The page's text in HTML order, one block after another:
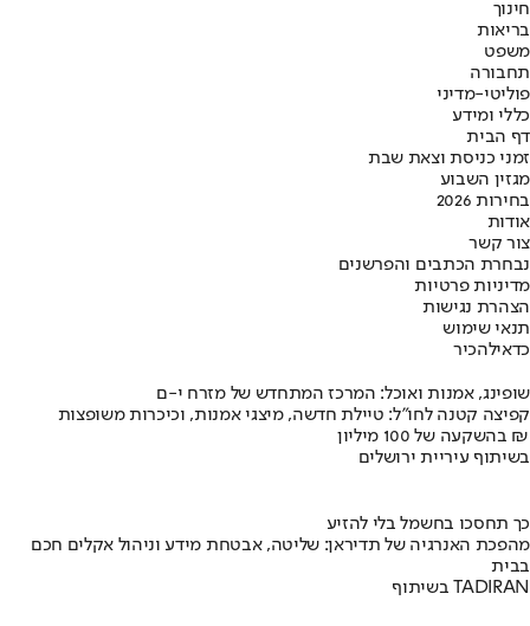
חינוך
בריאות
משפט
תחבורה
פוליטי-מדיני
כללי ומידע
דף הבית
זמני כניסת וצאת שבת
מגזין השבוע
בחירות 2026
אודות
צור קשר
נבחרת הכתבים והפרשנים
מדיניות פרטיות
הצהרת נגישות
תנאי שימוש
כדאילהכיר
שופינג, אמנות ואוכל: המרכז המתחדש של מזרח י-ם
קפיצה קטנה לחו"ל: טיילת חדשה, מיצגי אמנות, וכיכרות משופצות
בהשקעה של 100 מיליון ₪
בשיתוף עיריית ירושלים
כך תחסכו בחשמל בלי להזיע
מהפכת האנרגיה של תדיראן: שליטה, אבטחת מידע וניהול אקלים חכם
בבית
בשיתוף TADIRAN